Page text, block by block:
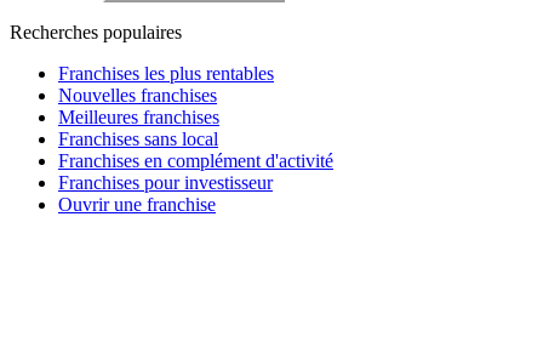
Recherches populaires
Franchises les plus rentables
Nouvelles franchises
Meilleures franchises
Franchises sans local
Franchises en complément d'activité
Franchises pour investisseur
Ouvrir une franchise